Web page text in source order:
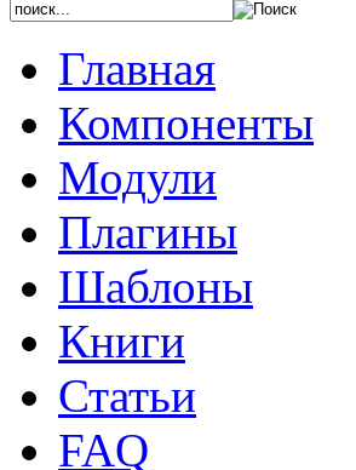
Главная
Компоненты
Модули
Плагины
Шаблоны
Книги
Статьи
FAQ